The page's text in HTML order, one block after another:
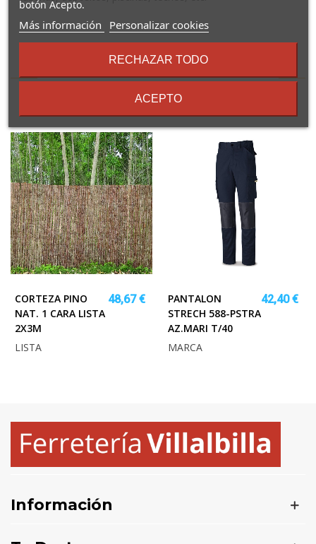
16 Otros Productos En La
Misma Categoría:
CORTEZA PINO
NAT. 1 CARA LISTA
2X3M
48,67 €
LISTA
PANTALON
STRECH 588-PSTRA
AZ.MARI T/40
42,40 €
MARCA
Información
botón Acepto.
Más información
sobre
términos
condiciones
Personalizar cookies
RECHAZAR TODO
ACEPTO